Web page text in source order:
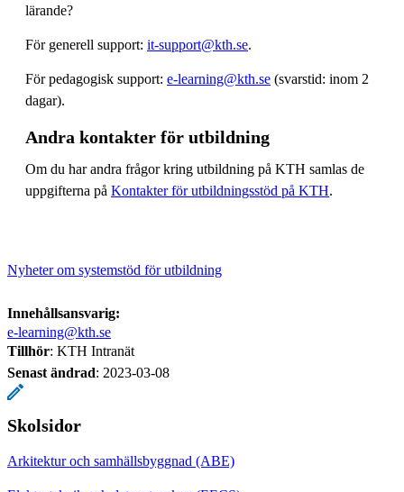
lärande?
För generell support: it-support@kth.se.
För pedagogisk support: e-learning@kth.se (svarstid: inom 2
dagar).
Andra kontakter för utbildning
Om du har andra frågor kring utbildning på KTH samlas de
uppgifterna på Kontakter för utbildningsstöd på KTH.
Nyheter om systemstöd för utbildning
Innehållsansvarig:
e-learning@kth.se
Tillhör: KTH Intranät
Senast ändrad: 2023-03-08
Skolsidor
Arkitektur och samhällsbyggnad (ABE)